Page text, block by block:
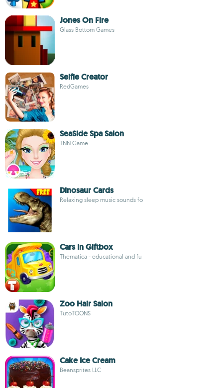
Jones On Fire
Glass Bottom Games
Selfie Creator
RedGames
SeaSide Spa Salon
TNN Game
Dinosaur Cards
Relaxing sleep music sounds fo
Cars In Giftbox
Thematica - educational and fu
Zoo Hair Salon
TutoTOONS
Cake Ice Cream
Beansprites LLC